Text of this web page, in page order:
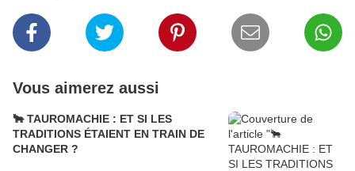
Vous aimerez aussi
🐂 TAUROMACHIE : ET SI LES
TRADITIONS ÉTAIENT EN TRAIN DE
CHANGER ?